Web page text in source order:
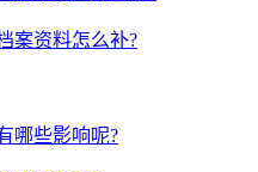
案资料怎么补?